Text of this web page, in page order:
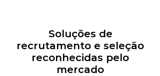
Soluções de
recrutamento e seleção
reconhecidas pelo
mercado